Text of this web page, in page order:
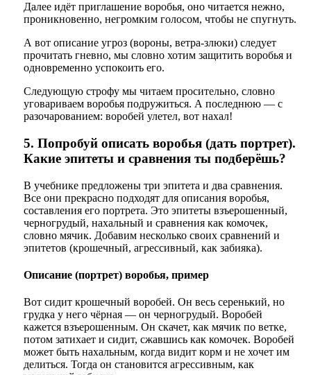
Далее идёт приглашение воробья, оно читается нежно,
проникновенно, негромким голосом, чтобы не спугнуть.
А вот описание угроз (вороны, ветра-злюки) следует
прочитать гневно, мы словно хотим защитить воробья и
одновременно успокоить его.
Следующую строфу мы читаем просительно, словно
уговариваем воробья подружиться. А последнюю — с
разочарованием: воробей улетел, вот нахал!
5. Попробуй описать воробья (дать портрет).
Какие эпитеты и сравнения ты подберёшь?
В учебнике предложены три эпитета и два сравнения.
Все они прекрасно подходят для описания воробья,
составления его портрета. Это эпитеты взъерошенный,
черногрудый, нахальный и сравнения как комочек,
словно мячик. Добавим несколько своих сравнений и
эпитетов (крошечный, агрессивный, как забияка).
Описание (портрет) воробья, пример
Вот сидит крошечный воробей. Он весь серенький, но
грудка у него чёрная — он черногрудый. Воробей
кажется взъерошенным. Он скачет, как мячик по ветке,
потом затихает и сидит, сжавшись как комочек. Воробей
может быть нахальным, когда видит корм и не хочет им
делиться. Тогда он становится агрессивным, как